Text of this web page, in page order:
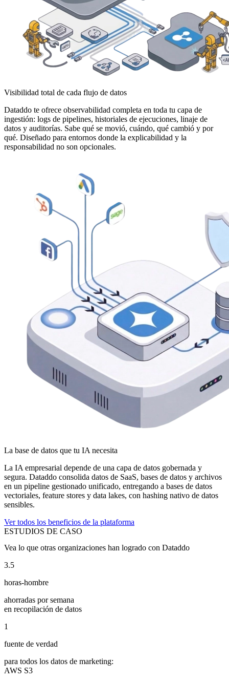
Visibilidad total de cada flujo de datos
Dataddo te ofrece observabilidad completa en toda tu capa de
ingestión: logs de pipelines, historiales de ejecuciones, linaje de
datos y auditorías. Sabe qué se movió, cuándo, qué cambió y por
qué. Diseñado para entornos donde la explicabilidad y la
responsabilidad no son opcionales.
La base de datos que tu IA necesita
La IA empresarial depende de una capa de datos gobernada y
segura. Dataddo consolida datos de SaaS, bases de datos y archivos
en un pipeline gestionado unificado, entregando a bases de datos
vectoriales, feature stores y data lakes, con hashing nativo de datos
sensibles.
Ver todos los beneficios de la plataforma
ESTUDIOS DE CASO
Vea lo que otras organizaciones han logrado con Dataddo
3.5
horas-hombre
ahorradas por semana
en recopilación de datos
1
fuente de verdad
para todos los datos de marketing:
AWS S3